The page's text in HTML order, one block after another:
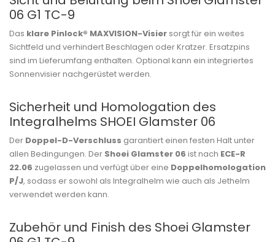
06 G1 TC-9
Das klare Pinlock® MAXVISION-Visier sorgt für ein weites
Sichtfeld und verhindert Beschlagen oder Kratzer. Ersatzpins
sind im Lieferumfang enthalten. Optional kann ein integriertes
Sonnenvisier nachgerüstet werden.
Sicherheit und Homologation des
Integralhelms SHOEI Glamster 06
Der Doppel-D-Verschluss garantiert einen festen Halt unter
allen Bedingungen. Der Shoei Glamster 06 ist nach ECE-R
22.06 zugelassen und verfügt über eine Doppelhomologation
P/J, sodass er sowohl als Integralhelm wie auch als Jethelm
verwendet werden kann.
Zubehör und Finish des Shoei Glamster